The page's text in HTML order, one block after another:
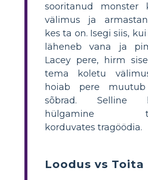
sooritanud monster
välimus ja
kes ta on. Isegi siis,
läheneb vana ja
Lacey pere, hirm
tema koletu
hoiab pere
sõbrad. Selline
hülgamine
korduvates tragöödia.
Loodus vs Toita